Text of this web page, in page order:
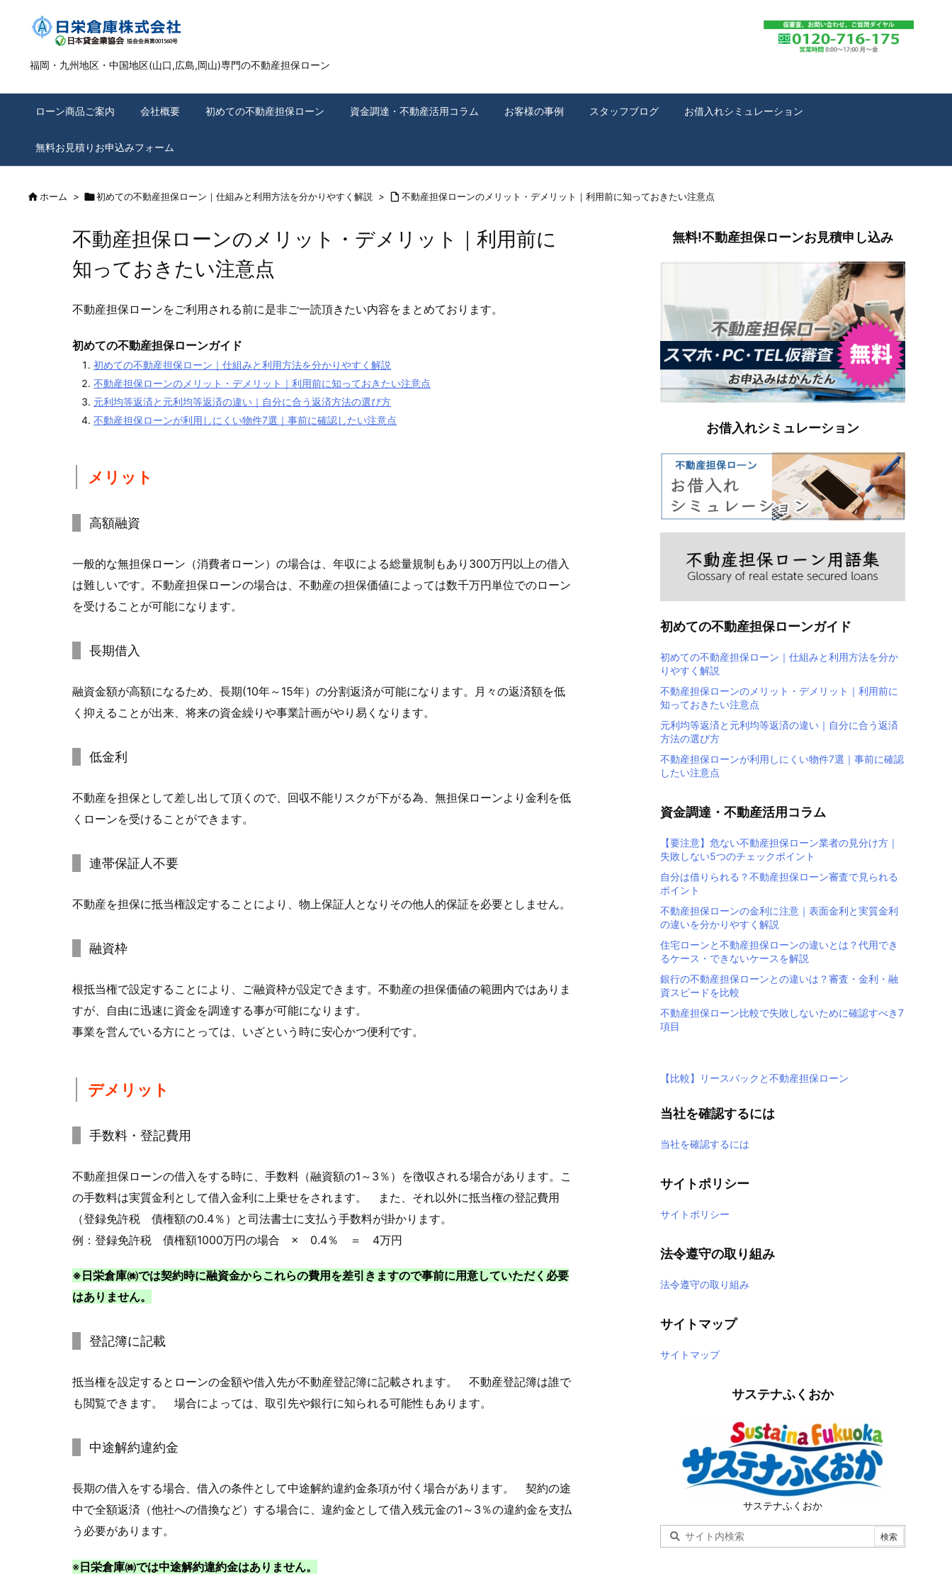
福岡・九州地区・中国地区(山口,広島,岡山)専門の不動産担保ローン
ローン商品ご案内 会社概要 初めての不動産担保ローン 資金調達・不動産活用コラム お客様の事例 スタッフブログ お借入れシミュレーション
無料お見積りお申込みフォーム
ホーム > 初めての不動産担保ローン｜仕組みと利用方法を分かりやすく解説 >  不動産担保ローンのメリット・デメリット｜利用前に知っておきたい注意点
不動産担保ローンのメリット・デメリット｜利用前に
知っておきたい注意点
不動産担保ローンをご利用される前に是非ご一読頂きたい内容をまとめております。
初めての不動産担保ローンガイド
初めての不動産担保ローン｜仕組みと利用方法を分かりやすく解説
不動産担保ローンのメリット・デメリット｜利用前に知っておきたい注意点
元利均等返済と元利均等返済の違い｜自分に合う返済方法の選び方
不動産担保ローンが利用しにくい物件7選｜事前に確認したい注意点
メリット
高額融資
一般的な無担保ローン（消費者ローン）の場合は、年収による総量規制もあり300万円以上の借入
は難しいです。不動産担保ローンの場合は、不動産の担保価値によっては数千万円単位でのローン
を受けることが可能になります。
長期借入
融資金額が高額になるため、長期(10年～15年）の分割返済が可能になります。月々の返済額を低
く抑えることが出来、将来の資金繰りや事業計画がやり易くなります。
低金利
不動産を担保として差し出して頂くので、回収不能リスクが下がる為、無担保ローンより金利を低
くローンを受けることができます。
連帯保証人不要
不動産を担保に抵当権設定することにより、物上保証人となりその他人的保証を必要としません。
融資枠
根抵当権で設定することにより、ご融資枠が設定できます。不動産の担保価値の範囲内ではありま
すが、自由に迅速に資金を調達する事が可能になります。
事業を営んでいる方にとっては、いざという時に安心かつ便利です。
デメリット
手数料・登記費用
不動産担保ローンの借入をする時に、手数料（融資額の1～3％）を徴収される場合があります。こ
の手数料は実質金利として借入金利に上乗せをされます。 また、それ以外に抵当権の登記費用
（登録免許税 債権額の0.4％）と司法書士に支払う手数料が掛かります。
例：登録免許税 債権額1000万円の場合 × 0.4％ ＝ 4万円
※日栄倉庫㈱では契約時に融資金からこれらの費用を差引きますので事前に用意していただく必要
はありません。
登記簿に記載
抵当権を設定するとローンの金額や借入先が不動産登記簿に記載されます。 不動産登記簿は誰で
も閲覧できます。 場合によっては、取引先や銀行に知られる可能性もあります。
中途解約違約金
長期の借入をする場合、借入の条件として中途解約違約金条項が付く場合があります。 契約の途
中で全額返済（他社への借換など）する場合に、違約金として借入残元金の1～3％の違約金を支払
う必要があります。
※日栄倉庫㈱では中途解約違約金はありません。
無料!不動産担保ローンお見積申し込み
お借入れシミュレーション
初めての不動産担保ローンガイド
初めての不動産担保ローン｜仕組みと利用方法を分か
りやすく解説
不動産担保ローンのメリット・デメリット｜利用前に
知っておきたい注意点
元利均等返済と元利均等返済の違い｜自分に合う返済
方法の選び方
不動産担保ローンが利用しにくい物件7選｜事前に確認
したい注意点
資金調達・不動産活用コラム
【要注意】危ない不動産担保ローン業者の見分け方｜
失敗しない5つのチェックポイント
自分は借りられる？不動産担保ローン審査で見られる
ポイント
不動産担保ローンの金利に注意｜表面金利と実質金利
の違いを分かりやすく解説
住宅ローンと不動産担保ローンの違いとは？代用でき
るケース・できないケースを解説
銀行の不動産担保ローンとの違いは？審査・金利・融
資スピードを比較
不動産担保ローン比較で失敗しないために確認すべき7
項目
【比較】リースバックと不動産担保ローン
当社を確認するには
当社を確認するには
サイトポリシー
サイトポリシー
法令遵守の取り組み
法令遵守の取り組み
サイトマップ
サイトマップ
サステナふくおか
サステナふくおか